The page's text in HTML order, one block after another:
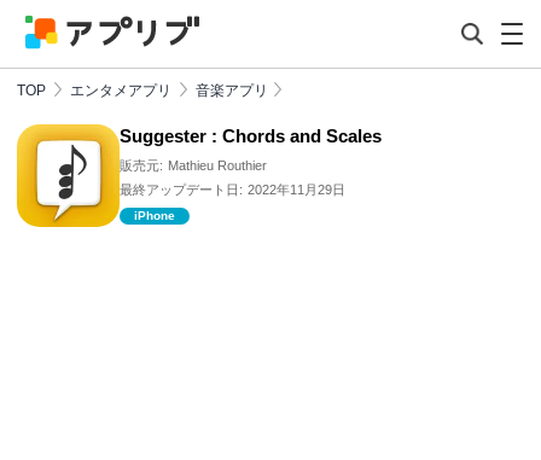
TOP エンタメアプリ 音楽アプリ
Suggester : Chords and Scales
販売元: Mathieu Routhier
最終アップデート日: 2022年11月29日
iPhone